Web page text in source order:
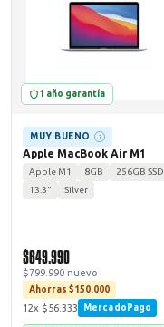
1 año garantía
MUY BUENO ?
Apple MacBook Air M1
Apple M1 8GB
256GB SSD
13.3"
Silver
$649.990
$799.990 nuevo
Ahorras $150.000
12x $56.333 MercadoPago